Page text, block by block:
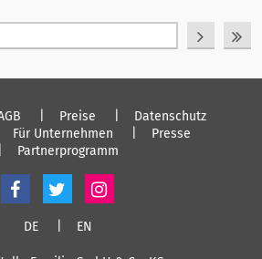
Preise
Datenschutz
Für Unternehmen
Presse
Partnerprogramm
DE EN